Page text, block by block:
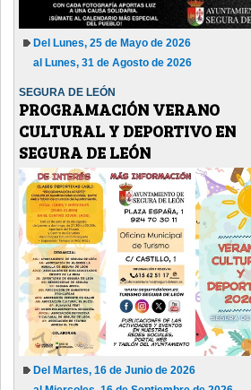
Del Lunes, 25 de Mayo de 2026
al Lunes, 31 de Agosto de 2026
SEGURA DE LEÓN
PROGRAMACIÓN VERANO
CULTURAL Y DEPORTIVO EN
SEGURA DE LEÓN
Del Martes, 16 de Junio de 2026